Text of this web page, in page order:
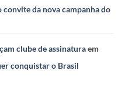
da nova campanha do
clube de assinaturaem
conquistar o Brasil